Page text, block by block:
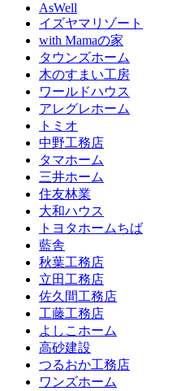
AsWell
イズヤマリゾート
with Mamaの家
タウンズホーム
木のすまい工房
ワールドハウス
アレグレホーム
トミオ
中野工務店
タマホーム
三井ホーム
住友林業
大和ハウス
トヨタホームちば
藍舎
秋葉工務店
立田工務店
佐久間工務店
工藤工務店
よしこホーム
高砂建設
つるおか工務店
ワンズホーム